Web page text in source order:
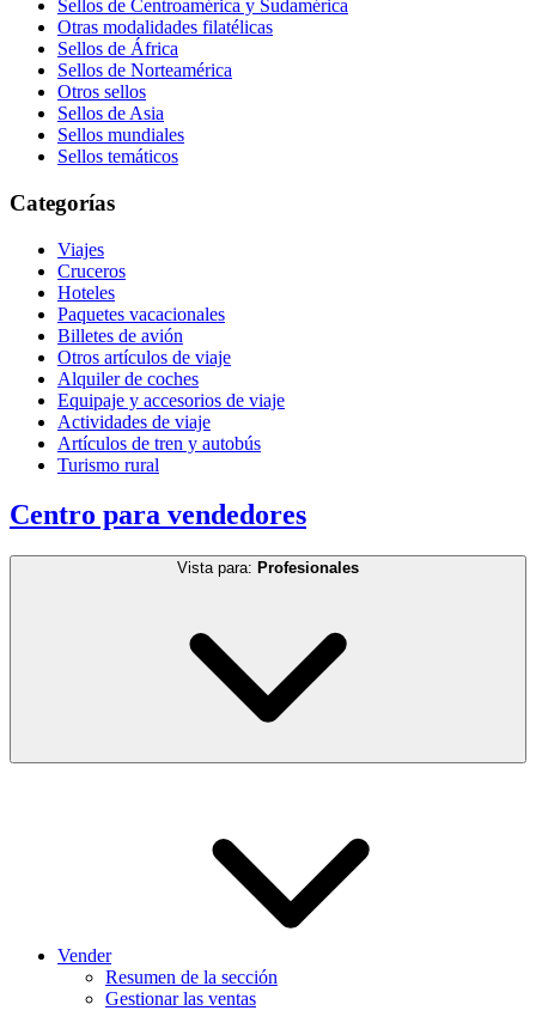
Sellos de Centroamérica y Sudamérica
Otras modalidades filatélicas
Sellos de África
Sellos de Norteamérica
Otros sellos
Sellos de Asia
Sellos mundiales
Sellos temáticos
Categorías
Viajes
Cruceros
Hoteles
Paquetes vacacionales
Billetes de avión
Otros artículos de viaje
Alquiler de coches
Equipaje y accesorios de viaje
Actividades de viaje
Artículos de tren y autobús
Turismo rural
Centro para vendedores
Vista para: Profesionales
Vender
Resumen de la sección
Gestionar las ventas